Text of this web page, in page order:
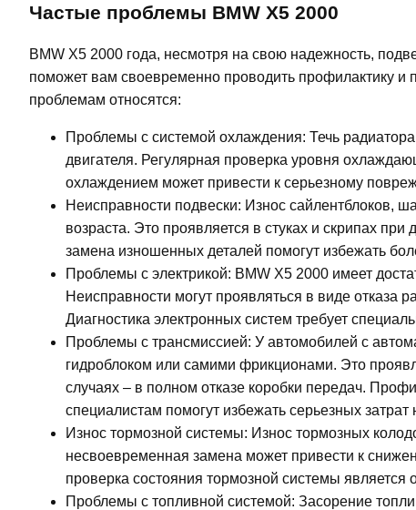
Частые проблемы BMW X5 2000
BMW X5 2000 года, несмотря на свою надежность,
поможет вам своевременно проводить профилактику
проблемам относятся:
Проблемы с системой охлаждения: Течь
двигателя. Регулярная проверка уровня
охлаждением может привести к серьезному
Неисправности подвески: Износ сайлентблоков,
возраста. Это проявляется в стуках и скрипах
замена изношенных деталей помогут избежать
Проблемы с электрикой: BMW X5 2000 имеет
Неисправности могут проявляться в виде отказа
Диагностика электронных систем требует
Проблемы с трансмиссией: У автомобилей с
гидроблоком или самими фрикционами. Это
случаях – в полном отказе коробки передач.
специалистам помогут избежать серьезных затрат
Износ тормозной системы: Износ тормозных
несвоевременная замена может привести к
проверка состояния тормозной системы является
Проблемы с топливной системой: Засорение